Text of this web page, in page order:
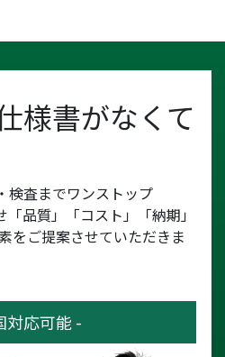
様書がなくて
検査までワンストップ
品質」「コスト」「納期」
をご提案させていただきま
対応可能 -